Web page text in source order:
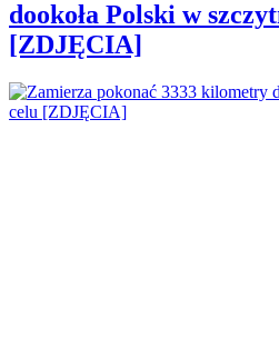
dookoła Polski w
[ZDJĘCIA]